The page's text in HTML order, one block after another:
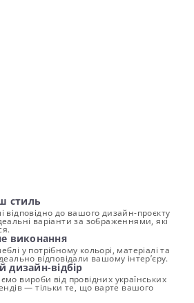
стиль
відповідно до вашого дизайн-проєкту
варіанти за зображеннями, які
виконання
у потрібному кольорі, матеріалі та
відповідали вашому інтер’єру.
дизайн-відбір
вироби від провідних українських
— тільки те, що варте вашого